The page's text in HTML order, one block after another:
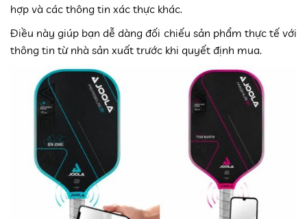
hợp và các thông tin xác thực khác.
Điều này giúp bạn dễ dàng đối chiếu sản phẩm thực tế với
thông tin từ nhà sản xuất trước khi quyết định mua.